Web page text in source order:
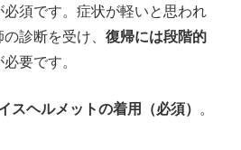
必須です。症状が軽いと思われ
の診断を受け、復帰には段階的
必要です。
スヘルメットの着用（必須） 。